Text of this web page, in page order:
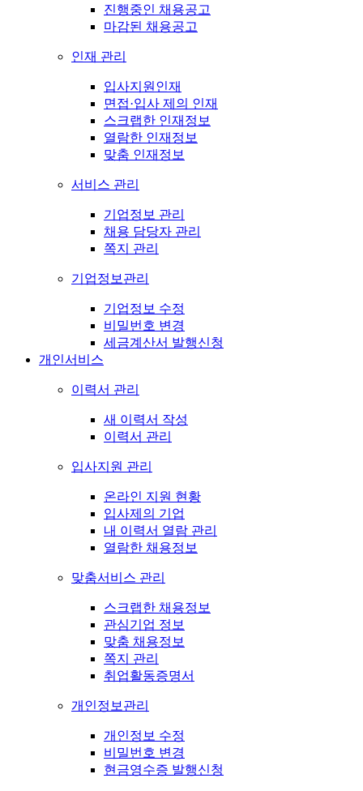
진행중인 채용공고
마감된 채용공고
인재 관리
입사지원인재
면접·입사 제의 인재
스크랩한 인재정보
열람한 인재정보
맞춤 인재정보
서비스 관리
기업정보 관리
채용 담당자 관리
쪽지 관리
기업정보관리
기업정보 수정
비밀번호 변경
세금계산서 발행신청
개인서비스
이력서 관리
새 이력서 작성
이력서 관리
입사지원 관리
온라인 지원 현황
입사제의 기업
내 이력서 열람 관리
열람한 채용정보
맞춤서비스 관리
스크랩한 채용정보
관심기업 정보
맞춤 채용정보
쪽지 관리
취업활동증명서
개인정보관리
개인정보 수정
비밀번호 변경
현금영수증 발행신청